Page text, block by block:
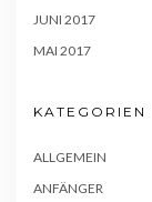
JUNI 2017
MAI 2017
KATEGORIEN
ALLGEMEIN
ANFÄNGER